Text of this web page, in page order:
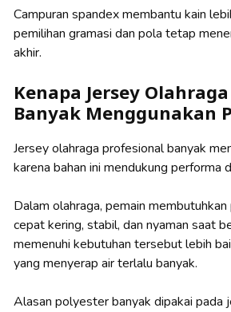
Campuran spandex membantu kain
pemilihan gramasi dan pola tetap
akhir.
Kenapa Jersey
Banyak Menggunakan
Jersey olahraga profesional banyak
karena bahan ini mendukung performa
Dalam olahraga, pemain membutuhkan
cepat kering, stabil, dan nyaman saat
memenuhi kebutuhan tersebut lebih
yang menyerap air terlalu banyak.
Alasan polyester banyak dipakai pada